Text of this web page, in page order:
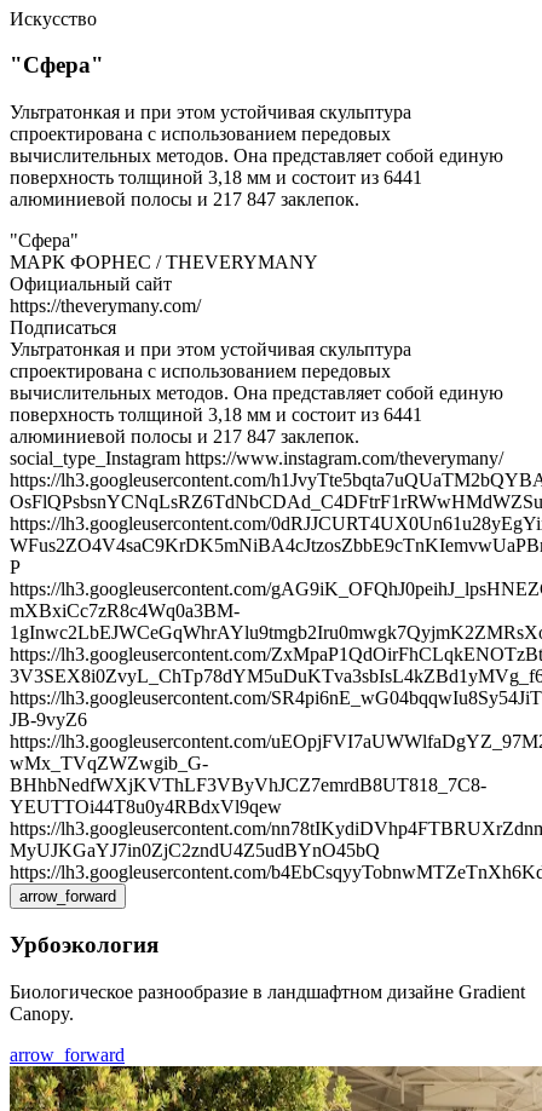
Искусство
"Сфера"
Ультратонкая и при этом устойчивая скульптура
спроектирована с использованием передовых
вычислительных методов. Она представляет собой единую
поверхность толщиной 3,18 мм и состоит из 6441
алюминиевой полосы и 217 847 заклепок.
"Сфера"
МАРК ФОРНЕС / THEVERYMANY
Официальный сайт
https://theverymany.com/
Подписаться
Ультратонкая и при этом устойчивая скульптура
спроектирована с использованием передовых
вычислительных методов. Она представляет собой единую
поверхность толщиной 3,18 мм и состоит из 6441
алюминиевой полосы и 217 847 заклепок.
social_type_Instagram https://www.instagram.com/theverymany/
https://lh3.googleusercontent.com/
https://lh3.googleusercontent.com/
P
https://lh3.googleusercontent.com/
mXBxiCc7zR8c4Wq0a3BM-
https://lh3.googleusercontent.com/
https://lh3.googleusercontent.com/
JB-9vyZ6
https://lh3.googleusercontent.com/
wMx_TVqZWZwgib_G-
BHhbNedfWXjKVThLF3VByVhJCZ7emrdB8UT818_7C8-
YEUTTOi44T8u0y4RBdxVl9qew
https://lh3.googleusercontent.com/
MyUJKGaYJ7in0ZjC2zndU4Z5udBYnO45bQ
https://lh3.googleusercontent.com/
arrow_forward
Урбоэкология
Биологическое разнообразие в ландшафтном дизайне Gradient
Canopy.
arrow_forward